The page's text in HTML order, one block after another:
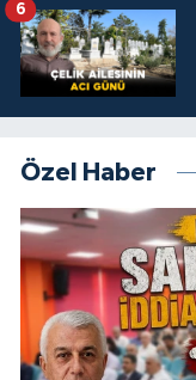
6
Özel Haber